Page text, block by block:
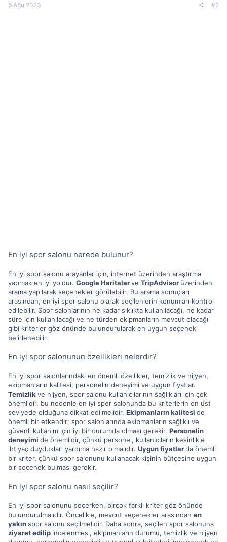
6 Ağu 2023 #2
En iyi spor salonu nerede bulunur?
En iyi spor salonu arayanlar için, internet üzerinden araştırma
yapmak en iyi yoldur. Google Haritalarve TripAdvisor üzerinden
arama yapılarak seçenekler görülebilir. Bu arama sonuçları
arasından, en iyi spor salonu olarak seçilenlerin konumları kontrol
edilebilir. Spor salonlarının ne kadar sıklıkta kullanılacağı, ne kadar
süre için kullanılacağı ve ne türden ekipmanların mevcut olacağı
gibi kriterler göz önünde bulundurularak en uygun seçenek
belirlenebilir.
En iyi spor salonunun özellikleri nelerdir?
En iyi spor salonlarındaki en önemli özellikler, temizlik ve hijyen,
ekipmanların kalitesi, personelin deneyimi ve uygun fiyatlar.
Temizlik ve hijyen, spor salonu kullanıcılarının sağlıkları için çok
önemlidir, bu nedenle en iyi spor salonunda bu kriterlerin en üst
seviyede olduğuna dikkat edilmelidir. Ekipmanların kalitesi de
önemli bir etkendir; spor salonlarında ekipmanların sağlıklı ve
güvenli kullanım için iyi bir durumda olması gerekir. Personelin
deneyimi de önemlidir, çünkü personel, kullanıcıların kesinlikle
ihtiyaç duydukları yardıma hazır olmalıdır. Uygun fiyatlarda önemli
bir kriter, çünkü spor salonunu kullanacak kişinin bütçesine uygun
bir seçenek bulması gerekir.
En iyi spor salonu nasıl seçilir?
En iyi spor salonunu seçerken, birçok farklı kriter göz önünde
bulundurulmalıdır. Öncelikle, mevcut seçenekler arasından en
yakınspor salonu seçilmelidir. Daha sonra, seçilen spor salonuna
ziyaret edilip incelenmesi, ekipmanların durumu, temizlik ve hijyen